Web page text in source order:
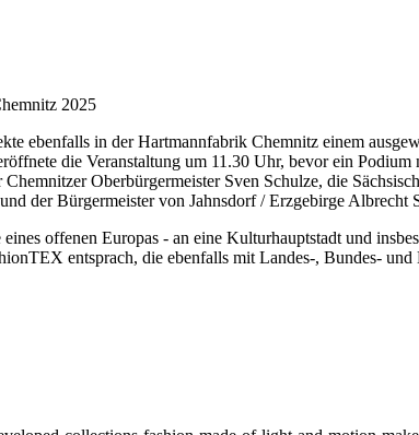
2025
ebenfalls in der Hartmannfabrik Chemnitz einem
die Veranstaltung um 11.30 Uhr, bevor ein
Oberbürgermeister Sven Schulze, die
der Bürgermeister von Jahnsdorf / Erzgebirge Albrecht
offenen Europas - an eine Kulturhauptstadt und
entsprach, die ebenfalls mit Landes-, Bundes-